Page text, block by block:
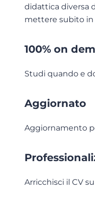
didattica diversa
mettere subito in
100% on
Studi quando e
Aggiornato
Aggiornamento
Arricchisci il CV